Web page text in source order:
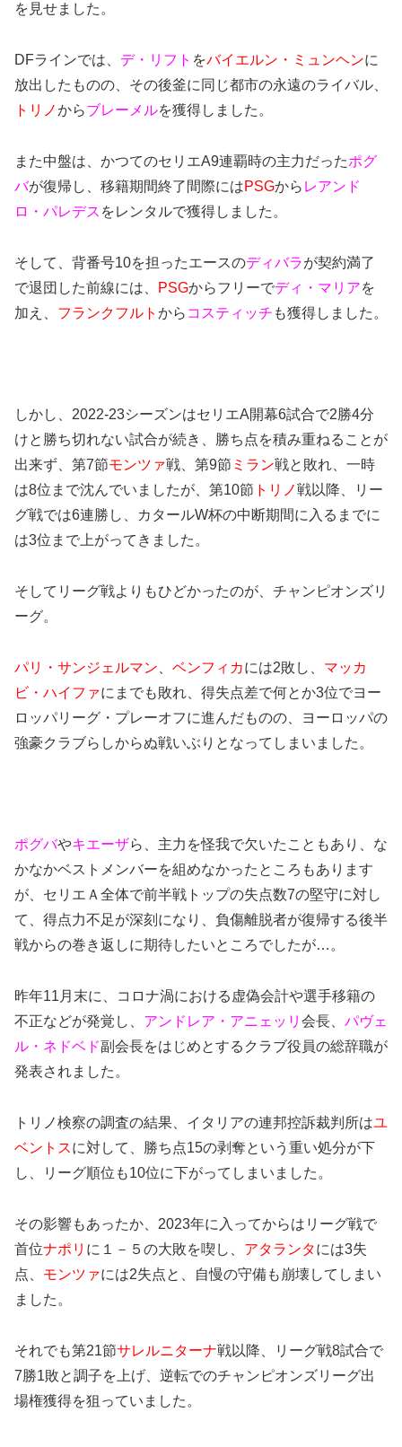
を見せました。
DFラインでは、 デ・リフト をバイエルン・ミュンヘンに
放出したものの、その後釜に同じ都市の永遠のライバル、
トリノからブレーメルを獲得しました。
また中盤は、かつてのセリエA9連覇時の主力だったポグ
バが復帰し、移籍期間終了間際にはPSGから レアンド
ロ・パレデス をレンタルで獲得しました。
そして、背番号10を担ったエースのディバラが契約満了
で退団した前線には、
PSGからフリーでディ・マリアを
加え、 フランクフルト から コスティッチ も獲得しました。
しかし、2022-23シーズンはセリエA開幕6試合で2勝4分
けと勝ち切れない試合が続き、勝ち点を積み重ねることが
出来ず、第7節モンツァ戦、第9節 ミラン戦と敗れ、一時
は8位まで沈んでいましたが、第10節 トリノ戦以降、リー
グ戦では6連勝し、カタールW杯の中断期間に入るまでに
は3位まで上がってきました。
そしてリーグ戦よりもひどかったのが、チャンピオンズリ
ーグ。
パリ・サンジェルマン ベンフィカには2敗し、 マッカ
ビ・ハイファにまでも敗れ、得失点差で何とか3位でヨー
ロッパリーグ・プレーオフに進んだものの、ヨーロッパの
強豪クラブらしからぬ戦いぶりとなってしまいました。
ポグバやキエーザら、主力を怪我で欠いたこともあり、な
かなかベストメンバーを組めなかったところもあります
が、セリエＡ全体で前半戦トップの失点数7の堅守に対し
て、得点力不足が深刻になり、負傷離脱者が復帰する後半
戦からの巻き返しに期待したいところでしたが…。
昨年11月末に、コロナ渦における虚偽会計や選手移籍の
不正などが発覚し、 アンドレア・アニェッリ 会長、 パヴェ
ル・ネドベド副会長をはじめとするクラブ役員の総辞職が
発表されました。
トリノ検察の調査の結果、イタリアの連邦控訴裁判所はユ
ベントスに対して、勝ち点15の剥奪という重い処分が下
し、リーグ順位も10位に下がってしまいました。
その影響もあったか、2023年に入ってからはリーグ戦で
首位ナポリ に１－５の大敗を喫し、 アタランタには3失
点、 モンツァには2失点と、自慢の守備も崩壊してしまい
ました。
それでも第21節サレルニターナ戦以降、リーグ戦8試合で
7勝1敗と調子を上げ、逆転でのチャンピオンズリーグ出
場権獲得を狙っていました。